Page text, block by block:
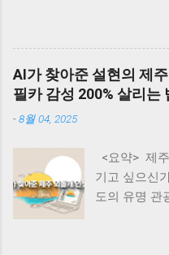
정책의 변화
키고 있다. 특
(32%) 등 IT
관세 부과는
비용을 평균
러나 주목할
크 기업들이
인프라 투자
해내야 하는 이
권 외곽까지 패
로 수억 원이 날
AI를 활용해 내
나리오를 지금
하면 본문으로 이
공제 0%의 충격
션 (15년 보유 아
진국의 장기보유
도세 100% 방어
핵심 요약 카드
AI가 찾아준 설현의 제
필카 감성 200% 살리는
-8월 04, 2025
<요약> 제
기고 싶으신
도의 유명 관
성'의 사진